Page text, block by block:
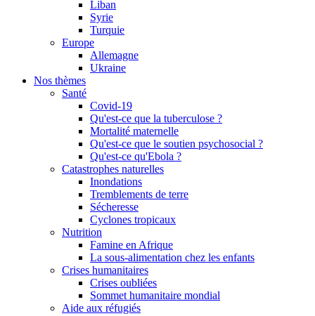
Liban
Syrie
Turquie
Europe
Allemagne
Ukraine
Nos thèmes
Santé
Covid-19
Qu'est-ce que la tuberculose ?
Mortalité maternelle
Qu'est-ce que le soutien psychosocial ?
Qu'est-ce qu'Ebola ?
Catastrophes naturelles
Inondations
Tremblements de terre
Sécheresse
Cyclones tropicaux
Nutrition
Famine en Afrique
La sous-alimentation chez les enfants
Crises humanitaires
Crises oubliées
Sommet humanitaire mondial
Aide aux réfugiés